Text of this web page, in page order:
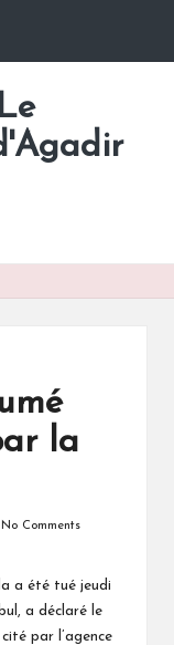
la
No Comments
a été tué jeudi
a déclaré le
par l’agence